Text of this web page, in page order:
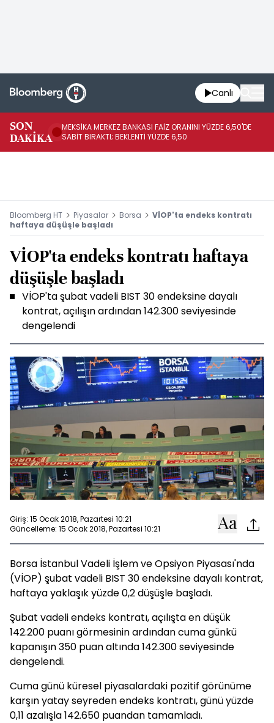
Canlı
SON
DAKİKA
MEKSİKA MERKEZ BANKASI FAİZ ORANINI YÜZDE 6,50'DE
SABİT BIRAKTI; BEKLENTİ YÜZDE 6,50
Bloomberg HT Piyasalar Borsa
VİOP'ta endeks kontratı
haftaya düşüşle başladı
VİOP'ta endeks kontratı haftaya
düşüşle başladı
VİOP'ta şubat vadeli BIST 30 endeksine dayalı
kontrat, açılışın ardından 142.300 seviyesinde
dengelendi
Giriş: 15 Ocak 2018, Pazartesi 10:21
Güncelleme: 15 Ocak 2018, Pazartesi 10:21
Borsa İstanbul Vadeli İşlem ve Opsiyon Piyasası'nda
(VİOP) şubat vadeli BIST 30 endeksine dayalı kontrat,
haftaya yaklaşık yüzde 0,2 düşüşle başladı.
Şubat vadeli endeks kontratı, açılışta en düşük
142.200 puanı görmesinin ardından cuma günkü
kapanışın 350 puan altında 142.300 seviyesinde
dengelendi.
Cuma günü küresel piyasalardaki pozitif görünüme
karşın yatay seyreden endeks kontratı, günü yüzde
0,11 azalışla 142.650 puandan tamamladı.